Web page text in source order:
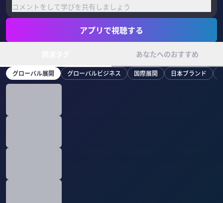
コメントをして学びを共有しましょう
アプリで視聴する
あなたへのおすすめ
グローバル展開 グローバルビジネス 国際展開 日本ブランド